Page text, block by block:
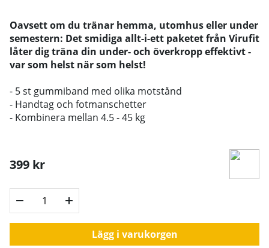
Oavsett om du tränar hemma, utomhus eller under
semestern: Det smidiga allt-i-ett paketet från Virufit
låter dig träna din under- och överkropp effektivt -
var som helst när som helst!
- 5 st gummiband med olika motstånd
- Handtag och fotmanschetter
- Kombinera mellan 4.5 - 45 kg
399 kr
Lägg i varukorgen